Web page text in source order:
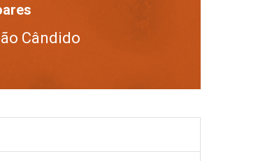
Cândido